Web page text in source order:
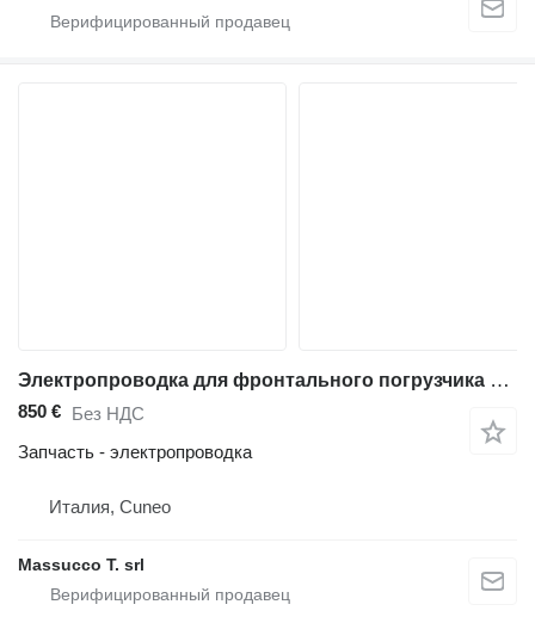
Электропроводка для фронтального погрузчика Hitachi ZW250-6
850 € Без НДС
Запчасть - электропроводка
Италия, Cuneo
Massucco T. srl